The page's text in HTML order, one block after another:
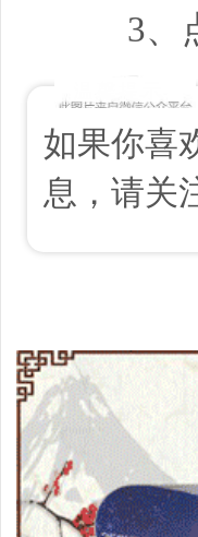
3、点
如果你喜
息，请关